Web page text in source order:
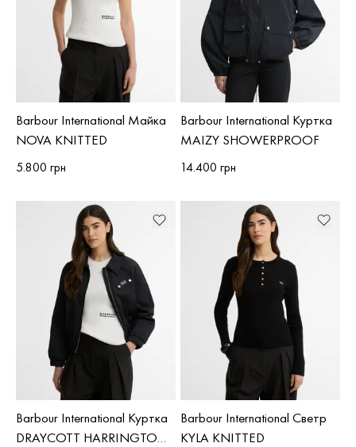
Barbour International Майка
NOVA KNITTED
5.800 грн
Barbour International Куртка
MAIZY SHOWERPROOF
14.400 грн
Barbour International Куртка
DRAYCOTT HARRINGTON
Barbour International Светр
KYLA KNITTED